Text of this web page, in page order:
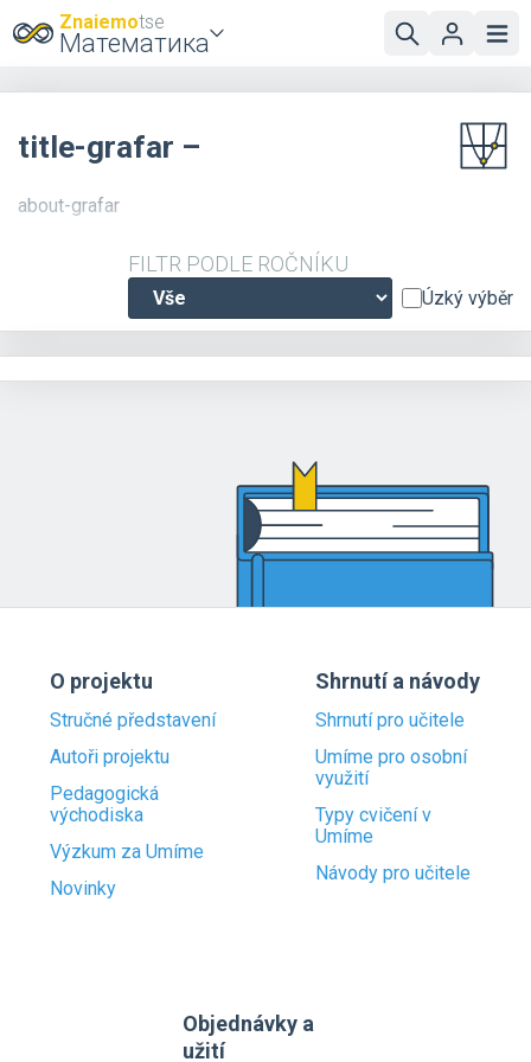
Znaiemotse
Математика
title-grafar –
about-grafar
FILTR PODLE ROČNÍKU
Úzký výběr
O projektu
Stručné představení
Autoři projektu
Pedagogická
východiska
Výzkum za Umíme
Novinky
Shrnutí a návody
Shrnutí pro učitele
Umíme pro osobní
využití
Typy cvičení v
Umíme
Návody pro učitele
Objednávky a
užití